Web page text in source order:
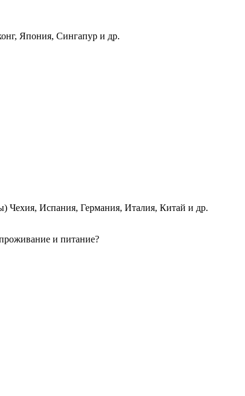
Япония, Сингапур и др.
Чехия, Испания, Германия, Италия, Китай и др.
и питание?